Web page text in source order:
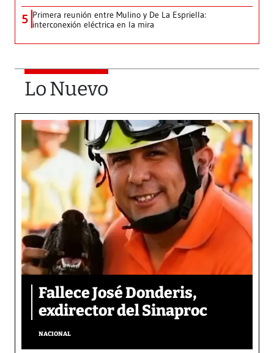
5 Primera reunión entre Mulino y De La Espriella:
interconexión eléctrica en la mira
Lo Nuevo
Fallece José Donderis,
exdirector del Sinaproc
NACIONAL